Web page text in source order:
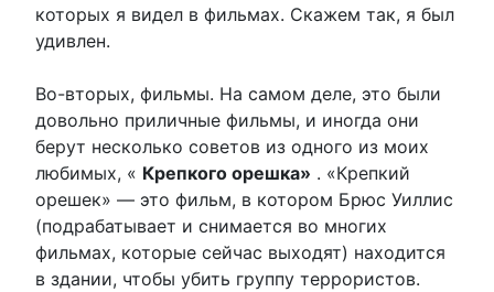
которых я видел в фильмах. Скажем так, я был
удивлен.
Во-вторых, фильмы. На самом деле, это были
довольно приличные фильмы, и иногда они
берут несколько советов из одного из моих
любимых, « Крепкого орешка» . «Крепкий
орешек» — это фильм, в котором Брюс Уиллис
(подрабатывает и снимается во многих
фильмах, которые сейчас выходят) находится
в здании, чтобы убить группу террористов.